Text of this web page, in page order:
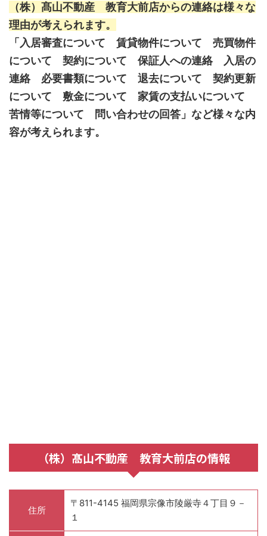
（株）髙山不動産 教育大前店からの連絡は様々な
理由が考えられます。
「入居審査について 賃貸物件について 売買物件
について 契約について 保証人への連絡 入居の
連絡 必要書類について 退去について 契約更新
について 敷金について 家賃の支払いについて
苦情等について 問い合わせの回答」など様々な内
容が考えられます。
（株）髙山不動産 教育大前店の情報
住所
〒811-4145 福岡県宗像市陵厳寺４丁目９－
１